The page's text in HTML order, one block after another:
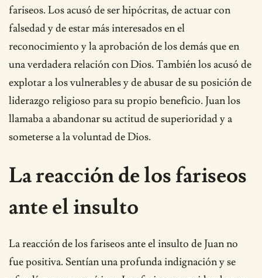
fariseos. Los acusó de ser hipócritas, de actuar con
falsedad y de estar más interesados en el
reconocimiento y la aprobación de los demás que en
una verdadera relación con Dios. También los acusó de
explotar a los vulnerables y de abusar de su posición de
liderazgo religioso para su propio beneficio. Juan los
llamaba a abandonar su actitud de superioridad y a
someterse a la voluntad de Dios.
La reacción de los fariseos
ante el insulto
La reacción de los fariseos ante el insulto de Juan no
fue positiva. Sentían una profunda indignación y se